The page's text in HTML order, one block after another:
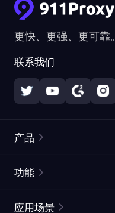
更快、更强、更可靠。
联系我们
产品
静态住宅代理
功能
应用场景